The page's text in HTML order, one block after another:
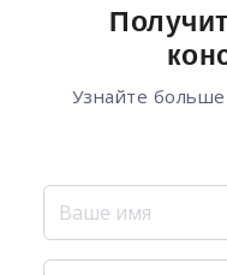
Узнайте